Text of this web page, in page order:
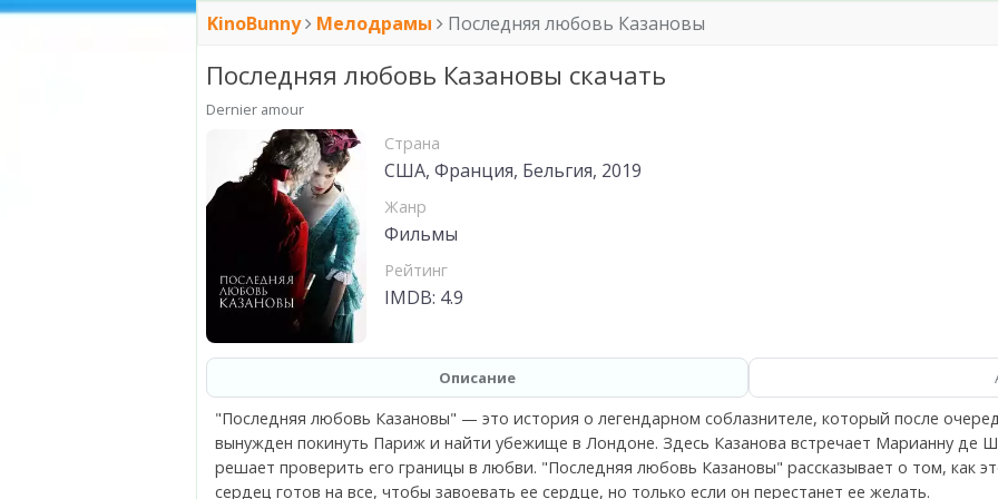
KinoBunny Мелодрамы Последняя любовь Казановы
Последняя любовь Казановы скачать
Dernier amour
Страна
США, Франция, Бельгия, 2019
Жанр
Фильмы
Рейтинг
IMDB: 4.9
Описание
"Последняя любовь Казановы" — это история о легендарном соблазнителе, который после
вынужден покинуть Париж и найти убежище в Лондоне. Здесь Казанова встречает Марианну де
решает проверить его границы в любви. "Последняя любовь Казановы" рассказывает о том, как
сердец готов на все, чтобы завоевать ее сердце, но только если он перестанет ее желать.